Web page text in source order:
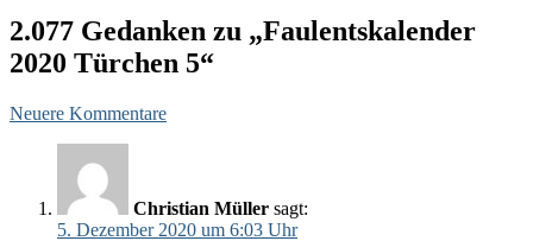
2.077 Gedanken zu „Faulentskalender
2020 Türchen 5“
Kommentar-
Navigation
Neuere Kommentare
Christian Müller sagt:
5. Dezember 2020 um 6:03 Uhr